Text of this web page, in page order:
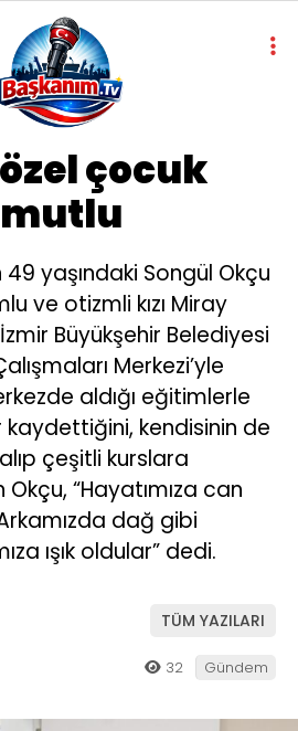
çocuk
yaşındaki Songül Okçu
ve otizmli kızı Miray
Büyükşehir Belediyesi
Merkezi’yle
aldığı eğitimlerle
kendisinin de
çeşitli kurslara
Okçu, “Hayatımıza can
dağ gibi
ışık oldular” dedi.
TÜM YAZILARI
32 Gündem